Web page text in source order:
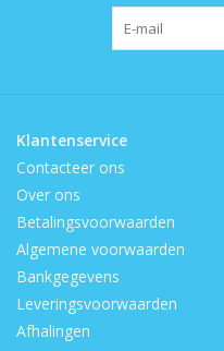
Klantenservice
Contacteer ons
Over ons
Betalingsvoorwaarden
Algemene voorwaarden
Bankgegevens
Leveringsvoorwaarden
Afhalingen